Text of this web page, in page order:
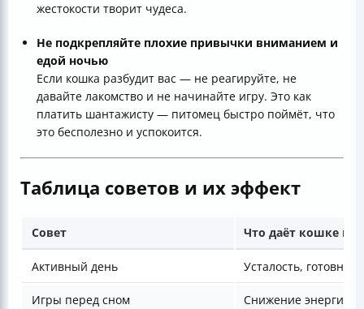
жестокости творит чудеса.
Не подкрепляйте плохие привычки вниманием и
едой ночью
Если кошка разбудит вас — не реагируйте, не
давайте лакомство и не начинайте игру. Это как
платить шантажисту — питомец быстро поймёт, что
это бесполезно и успокоится.
Таблица советов и их эффект
Совет Что даёт кошке и
Активный день Усталость,
Игры перед сном Снижение энергии,